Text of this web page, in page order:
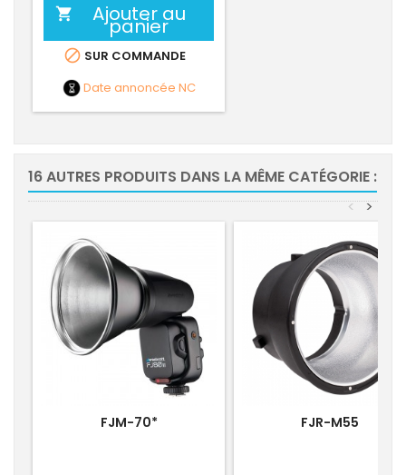
 Ajouter au
panier
 SUR COMMANDE
Date annoncée NC
16 AUTRES PRODUITS DANS LA MÊME CATÉGORIE :
>
<
FJM-70* FJR-M55